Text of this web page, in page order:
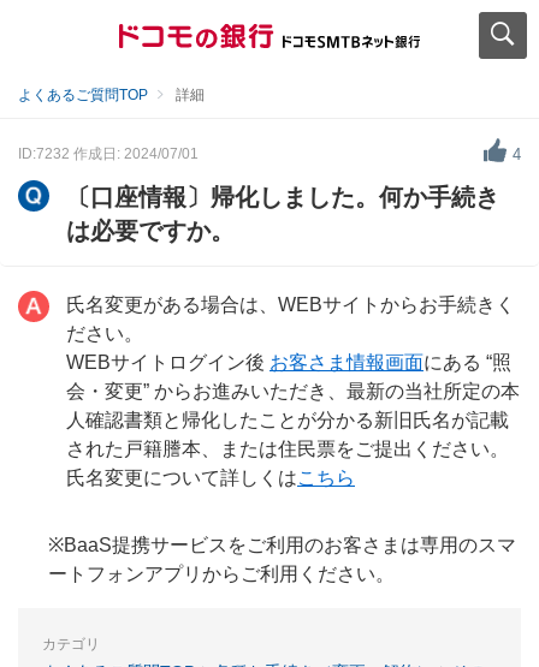
よくあるご質問TOP 詳細
ID:7232 作成日: 2024/07/01 4
〔口座情報〕帰化しました。何か手続き
は必要ですか。
氏名変更がある場合は、WEBサイトからお手続きく
ださい。
WEBサイトログイン後 お客さま情報画面にある “照
会・変更” からお進みいただき、最新の当社所定の本
人確認書類と帰化したことが分かる新旧氏名が記載
された戸籍謄本、または住民票をご提出ください。
氏名変更について詳しくはこちら
※BaaS提携サービスをご利用のお客さまは専用のスマ
ートフォンアプリからご利用ください。
カテゴリ